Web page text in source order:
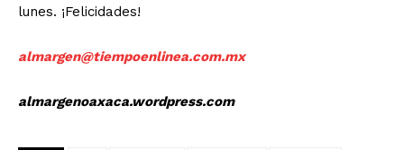
lunes. ¡Felicidades!
almargen@tiempoenlinea.com.mx
almargenoaxaca.wordpress.com